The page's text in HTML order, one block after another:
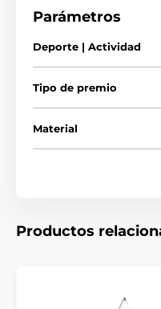
Parámetros
Deporte | Actividad
Tipo de premio
Material
Productos